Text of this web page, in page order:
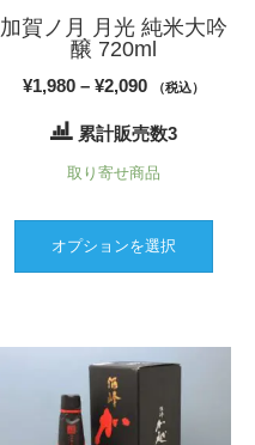
加賀ノ月 月光 純米大吟
醸 720ml
¥1,980 –¥2,090価
帯:
¥1,980
¥2,090
（税込）
累計販売数3
取り寄せ商品
オプションを選択
こ
商